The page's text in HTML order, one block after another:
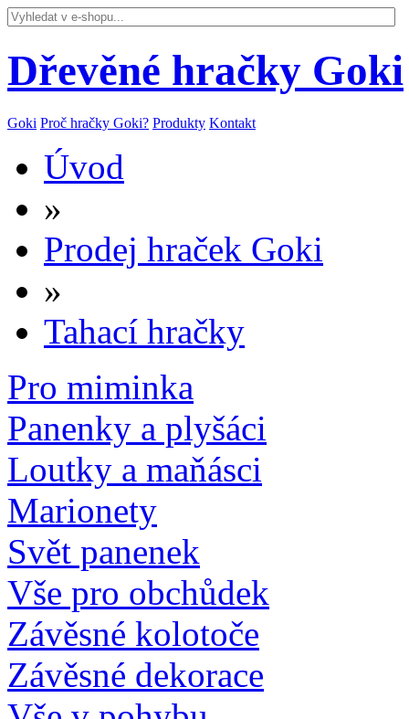
Dřevěné hračky Goki
Goki Proč hračky Goki? Produkty Kontakt
Úvod
»
Prodej hraček Goki
»
Tahací hračky
Pro miminka
Panenky a plyšáci
Loutky a maňásci
Marionety
Svět panenek
Vše pro obchůdek
Závěsné kolotoče
Závěsné dekorace